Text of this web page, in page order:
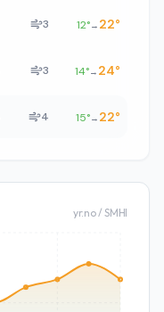
3 12°→ 22°
3 14°→ 24°
4 15°→ 22°
yr.no / SMHI